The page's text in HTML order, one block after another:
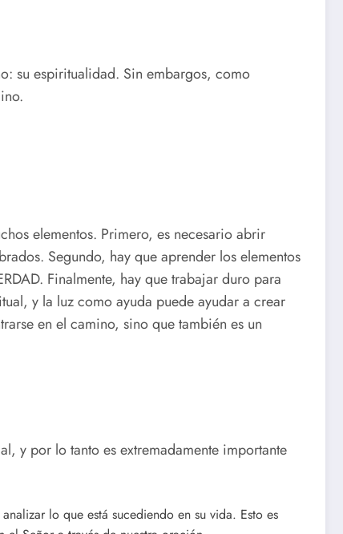
su espiritualidad. Sin embargos, como
elementos. Primero, es necesario abrir
Segundo, hay que aprender los elementos
Finalmente, hay que trabajar duro para
y la luz como ayuda puede ayudar a crear
en el camino, sino que también es un
y por lo tanto es extremadamente importante
lo que está sucediendo en su vida. Esto es